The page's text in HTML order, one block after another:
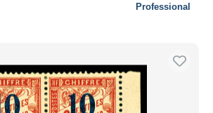
Professional